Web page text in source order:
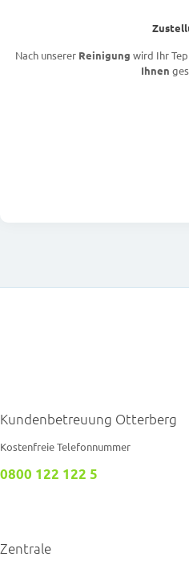
Nach unserer Reinigung wird Ihr
Ihnen
Kundenbetreuung Otterberg
Kostenfreie Telefonnummer
0800 122 122 5
Zentrale